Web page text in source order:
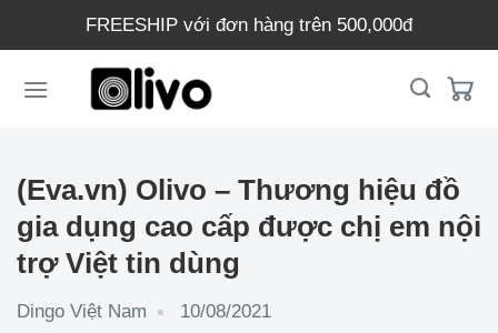
dung
FREESHIP với đơn hàng trên 500,000đ
(Eva.vn) Olivo – Thương hiệu đồ
gia dụng cao cấp được chị em nội
trợ Việt tin dùng
Dingo Việt Nam 10/08/2021